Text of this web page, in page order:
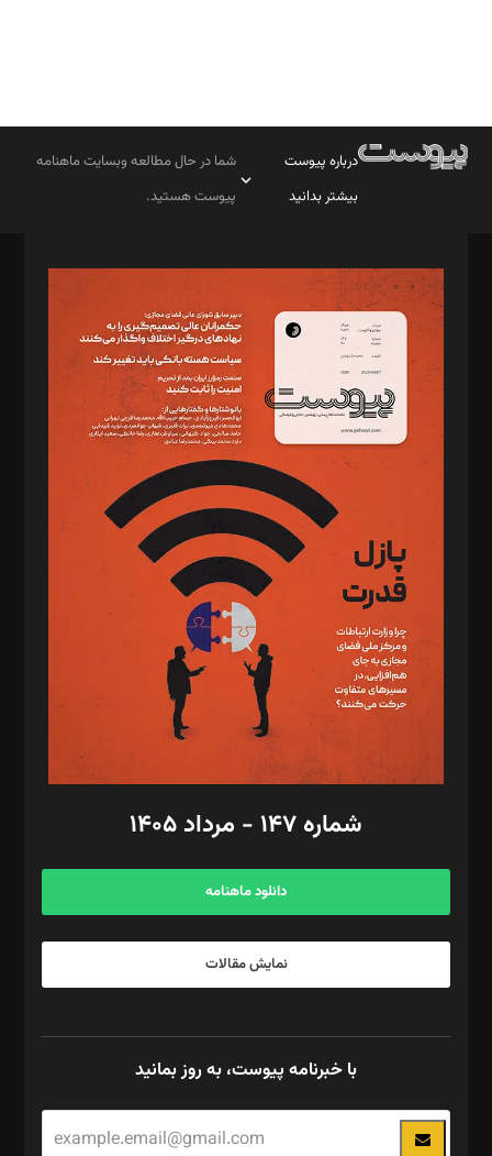
درباره پیوست
بیشتر بدانید
شما در حال مطالعه وبسایت ماهنامه
پیوست هستید.
مدیر مسئول: محمدباقر اثنی‌عشری
سردبیر: مهرک محمودی
دبیر تحریریه: میثم قاسمی
د‌بیر ناداستان: سمانه سمیع
د‌بیر خدمت و تجارت: ابوالفضل رجبی
د‌بیر حقوق فناوری: حسام‌الدین ایپکچی
د‌بیر پیوست جهان: مینا پاکدل
د‌بیر تحریریه آنلاین: بابک نقاش
تحریریه‌: مجتبی محمود‌ی، آرش برهمند، یسنا امان‌پور، سروش کرمیان،
مصطفی مسجدی آرانی، ابوالفضل رجبی، زهرا فکرانه، فائزه فتحی
رستمی،مصطفی باستان
ویرایش: نگار استاد‌‌آقا
طراح یونیفرم: مجید توکلی
فیلمبرداری و عکاسی: امیر شفیعی، مانی لطفی زاده
گرافیک و صفحه‌آرایی: سید‌سبحان‌علی ثابت
مد‌یر توسعه تجاری: کامبیز برید‌
امور مالی: شاپور رهبری، محمد‌ کاظمی‌نیا
آگهی و مشترکین: ۰۹۱۹۹۹۹۰۴۵۴
شماره ۱۴۷ - مرداد ۱۴۰۵
دانلود ماهنامه
نمایش مقالات
با خبرنامه پیوست، به روز بمانید